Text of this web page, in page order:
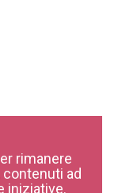
rimanere
ad
iniziative.